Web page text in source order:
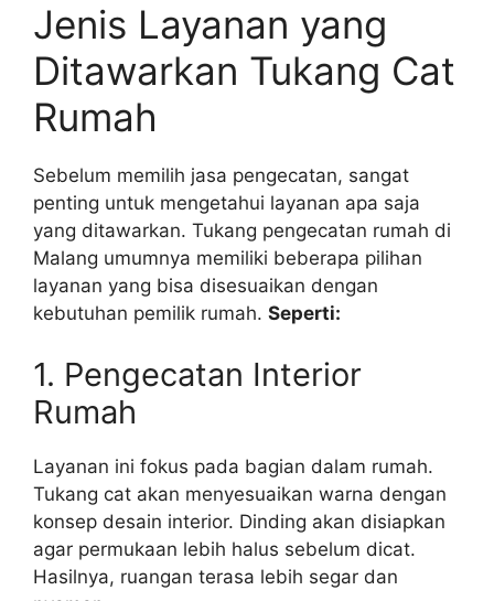
Jenis Layanan yang
Ditawarkan Tukang Cat
Rumah
Sebelum memilih jasa pengecatan, sangat
penting untuk mengetahui layanan apa saja
yang ditawarkan. Tukang pengecatan rumah di
Malang umumnya memiliki beberapa pilihan
layanan yang bisa disesuaikan dengan
kebutuhan pemilik rumah. Seperti:
1. Pengecatan Interior
Rumah
Layanan ini fokus pada bagian dalam rumah.
Tukang cat akan menyesuaikan warna dengan
konsep desain interior. Dinding akan disiapkan
agar permukaan lebih halus sebelum dicat.
Hasilnya, ruangan terasa lebih segar dan